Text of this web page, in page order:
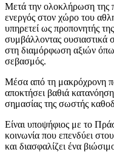
Μετά την ολοκλήρωση της
ενεργός στον χώρο του
υπηρετεί ως προπονητής
συμβάλλοντας ουσιαστικά
στη διαμόρφωση αξιών
σεβασμός.
Μέσα από τη μακρόχρονη
αποκτήσει βαθιά
σημασίας της σωστής
Είναι υποψήφιος με το
κοινωνία που επενδύει
και διασφαλίζει ένα